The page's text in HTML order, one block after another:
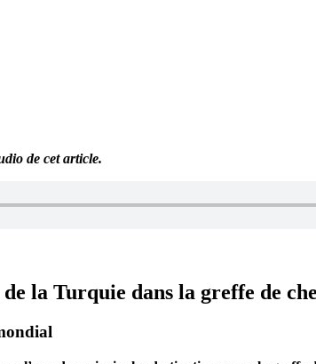
de cet article.
la Turquie dans la greffe de